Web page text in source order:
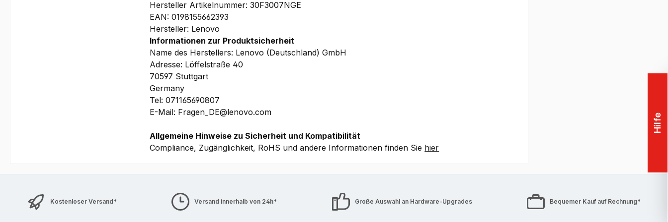
Vor und im Rahmen Ihrer Kaufentscheidung haben Sie
Hersteller Artikelnummer: 30F3007NGE
EAN: 0198155662393
Hersteller: Lenovo
Informationen zur Produktsicherheit
Name des Herstellers: Lenovo (Deutschland) GmbH
Adresse: Löffelstraße 40
70597 Stuttgart
Germany
Tel: 071165690807
E-Mail: Fragen_DE@lenovo.com
Allgemeine Hinweise zu Sicherheit und Kompatibilität
Compliance, Zugänglichkeit, RoHS und andere Informationen finden Sie hier
Kostenloser Versand* Versand innerhalb von 24h* Große Auswahl an Hardware-Upgrades Bequemer Kauf auf Rechnung*
Hilfe